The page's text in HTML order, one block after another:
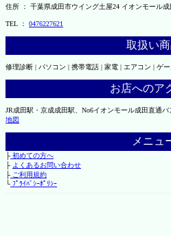
住所 ： 千葉県成田市ウイング土屋24 イオンモール成
TEL ： 0476227621
取扱い
修理診断 | パソコン | 携帯電話 | 家電 | エアコン | ゲー
お店へのア
JR成田駅・京成成田駅、No6イオンモール成田直通
地図
メニュ
├初めての方へ
├ よくあるお問い合わせ
├ご利用規約
└ﾌﾟﾗｲﾊﾞｼｰﾎﾟﾘｼｰ